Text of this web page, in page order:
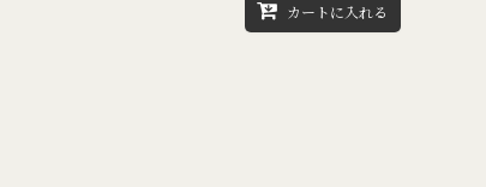
カートに入れる